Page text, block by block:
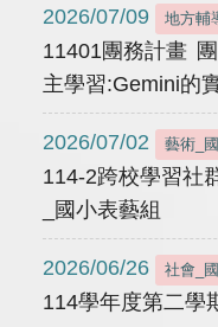
2026/07/09 地方輔
11401團務計畫
主學習:Gemini的
2026/07/02 藝術_
114-2跨校學習社
_國小表藝組
2026/06/26 社會_
114學年度第二學